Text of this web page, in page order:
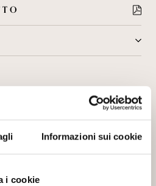
Informazioni sui cookie
i cookie
18/20 mesi in barriques
Vino di corpo e
e marasca sotto spirito, in
anche